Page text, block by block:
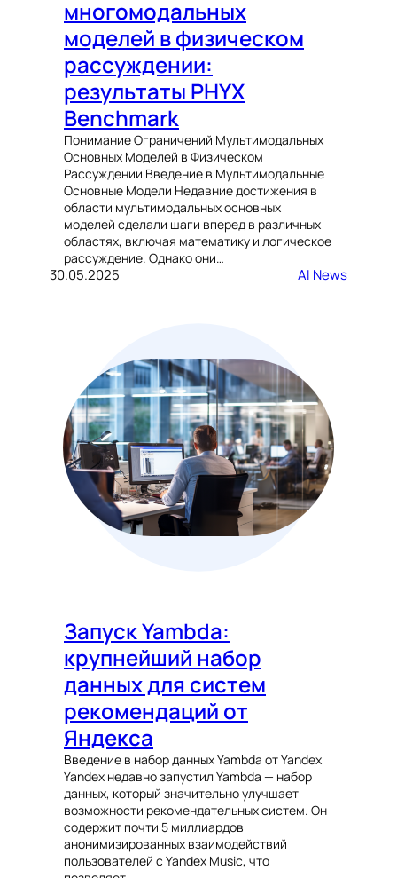
многомодальных
моделей в физическом
рассуждении:
результаты PHYX
Benchmark
Понимание Ограничений Мультимодальных
Основных Моделей в Физическом
Рассуждении Введение в Мультимодальные
Основные Модели Недавние достижения в
области мультимодальных основных
моделей сделали шаги вперед в различных
областях, включая математику и логическое
рассуждение. Однако они…
30.05.2025 AI News
Запуск Yambda:
крупнейший набор
данных для систем
рекомендаций от
Яндекса
Введение в набор данных Yambda от Yandex
Yandex недавно запустил Yambda — набор
данных, который значительно улучшает
возможности рекомендательных систем. Он
содержит почти 5 миллиардов
анонимизированных взаимодействий
пользователей с Yandex Music, что